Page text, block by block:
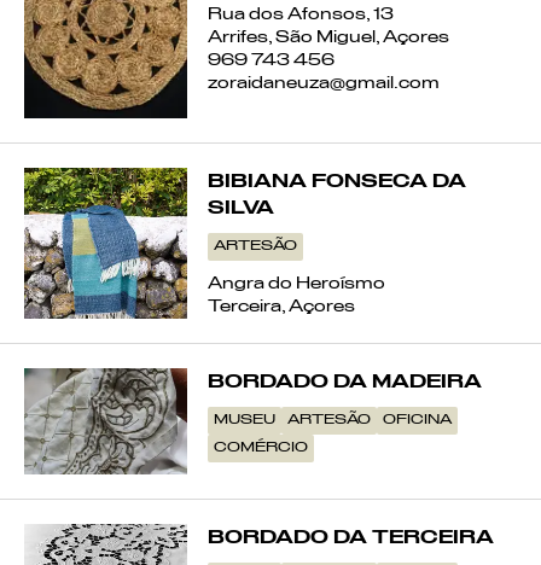
Rua dos Afonsos, 13
Arrifes, São Miguel, Açores
969 743 456
zoraidaneuza@gmail.com
BIBIANA FONSECA DA
SILVA
ARTESÃO
Angra do Heroísmo
Terceira, Açores
BORDADO DA MADEIRA
MUSEU ARTESÃO
OFICINA
COMÉRCIO
BORDADO DA TERCEIRA